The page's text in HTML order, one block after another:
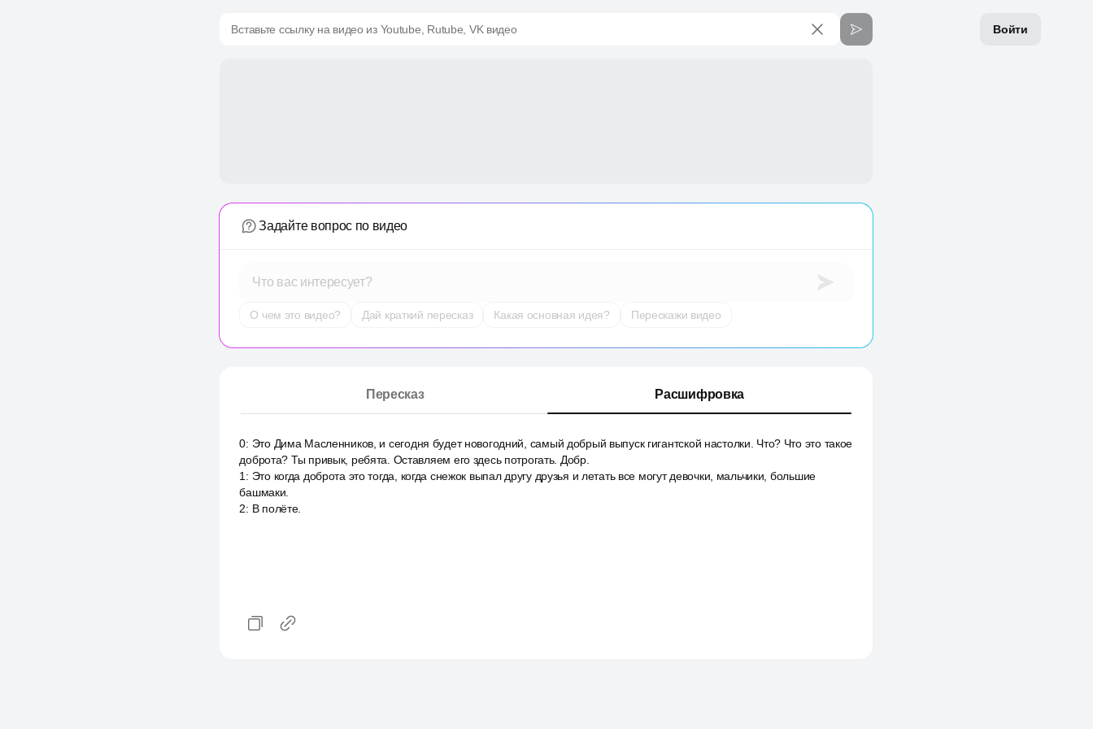
Войти
Вставьте ссылку на видео из Youtube, Rutube, VK видео
Задайте вопрос по видео
Что вас интересует?
О чем это видео? Дай краткий пересказ Какая основная идея? Перескажи видео
Пересказ Расшифровка
0: Это Дима Масленников, и сегодня будет новогодний, самый добрый выпуск гигантской настолки. Что? Что это такое
доброта? Ты привык, ребята. Оставляем его здесь потрогать. Добр.
1 : Это когда доброта это тогда, когда снежок выпал другу друзья и летать все могут девочки, мальчики, большие
башмаки.
2: В полёте.